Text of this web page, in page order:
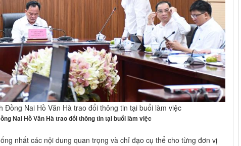
Đồng Nai Hồ Văn Hà trao đổi thông tin tại buổi làm việc
Nai Hồ Văn Hà trao đổi thông tin tại buổi làm việc
nhất các nội dung quan trọng và chỉ đạo cụ thể cho từng đơn vị